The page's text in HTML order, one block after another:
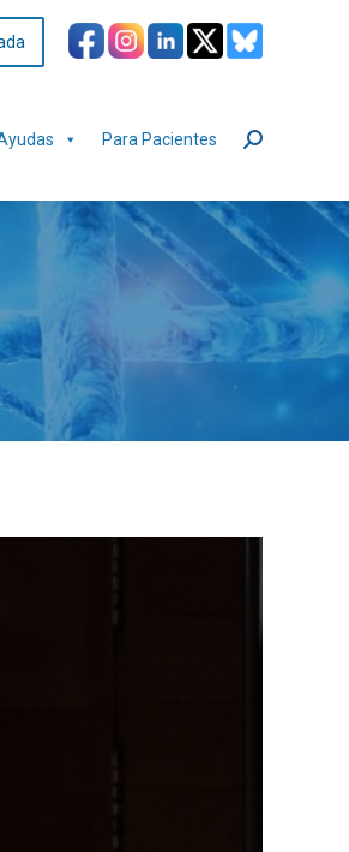
Para Pacientes Buscar: